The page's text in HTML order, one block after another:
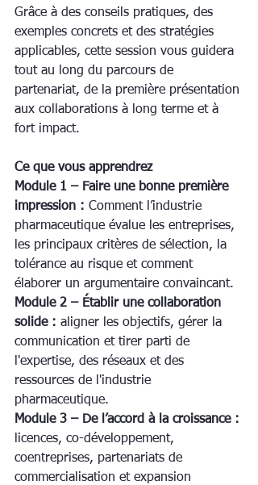
Grâce à des conseils pratiques, des
exemples concrets et des stratégies
applicables, cette session vous guidera
tout au long du parcours de
partenariat, de la première présentation
aux collaborations à long terme et à
fort impact.
Ce que vous apprendrez
Module 1 – Faire une bonne première
impression : Comment l’industrie
pharmaceutique évalue les entreprises,
les principaux critères de sélection, la
tolérance au risque et comment
élaborer un argumentaire convaincant.
Module 2 – Établir une collaboration
solide : aligner les objectifs, gérer la
communication et tirer parti de
l'expertise, des réseaux et des
ressources de l'industrie
pharmaceutique.
Module 3 – De l’accord à la croissance :
licences, co-développement,
coentreprises, partenariats de
commercialisation et expansion